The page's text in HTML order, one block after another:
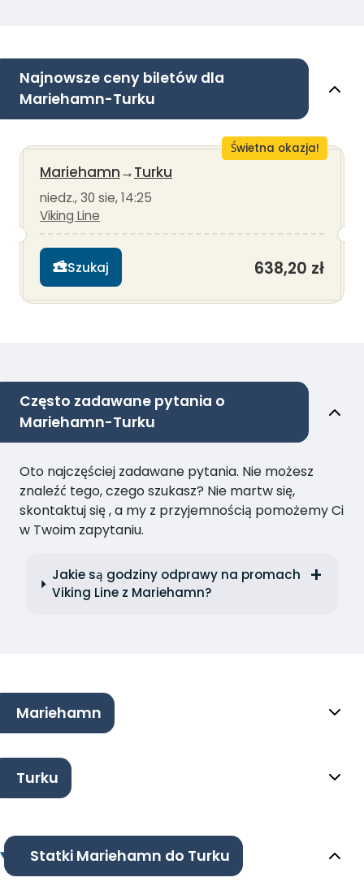
Najnowsze ceny biletów dla
Mariehamn-Turku
Świetna okazja!
Mariehamn→Turku
niedz., 30 sie, 14:25
Viking Line
Szukaj 638,20 zł
Często zadawane pytania o
Mariehamn-Turku
Oto najczęściej zadawane pytania. Nie możesz
znaleźć tego, czego szukasz? Nie martw się,
skontaktuj się , a my z przyjemnością pomożemy Ci
w Twoim zapytaniu.
Jakie są godziny odprawy na promach
Viking Line z Mariehamn?
Mariehamn
Turku
Statki Mariehamn do Turku